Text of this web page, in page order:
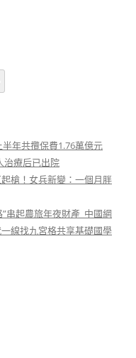
年共攬保費1.76萬億元
治療后已出院
槍！女兵新變：一個月胖
串起農旅年夜財產_中國網
線找九宮格共享基礎國學